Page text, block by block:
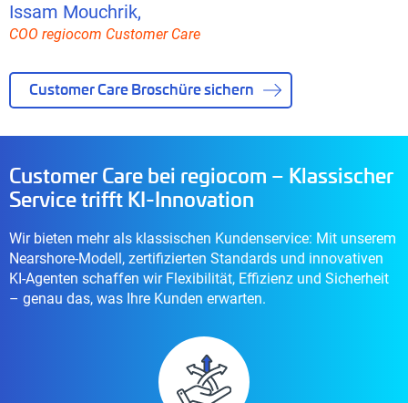
Issam Mouchrik,
COO regiocom Customer Care
Customer Care Broschüre sichern
Customer Care bei regiocom – Klassischer
Service trifft KI-Innovation
Wir bieten mehr als klassischen Kundenservice: Mit unserem
Nearshore-Modell, zertifizierten Standards und innovativen
KI-Agenten schaffen wir Flexibilität, Effizienz und Sicherheit
– genau das, was Ihre Kunden erwarten.